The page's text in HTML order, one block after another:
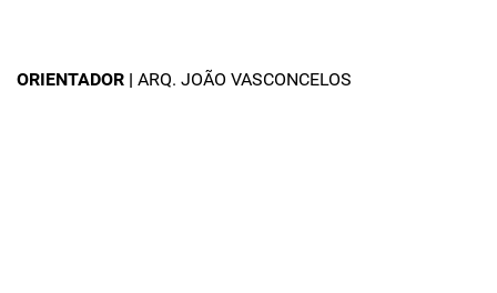
ORIENTADOR | ARQ. JOÃO VASCONCELOS